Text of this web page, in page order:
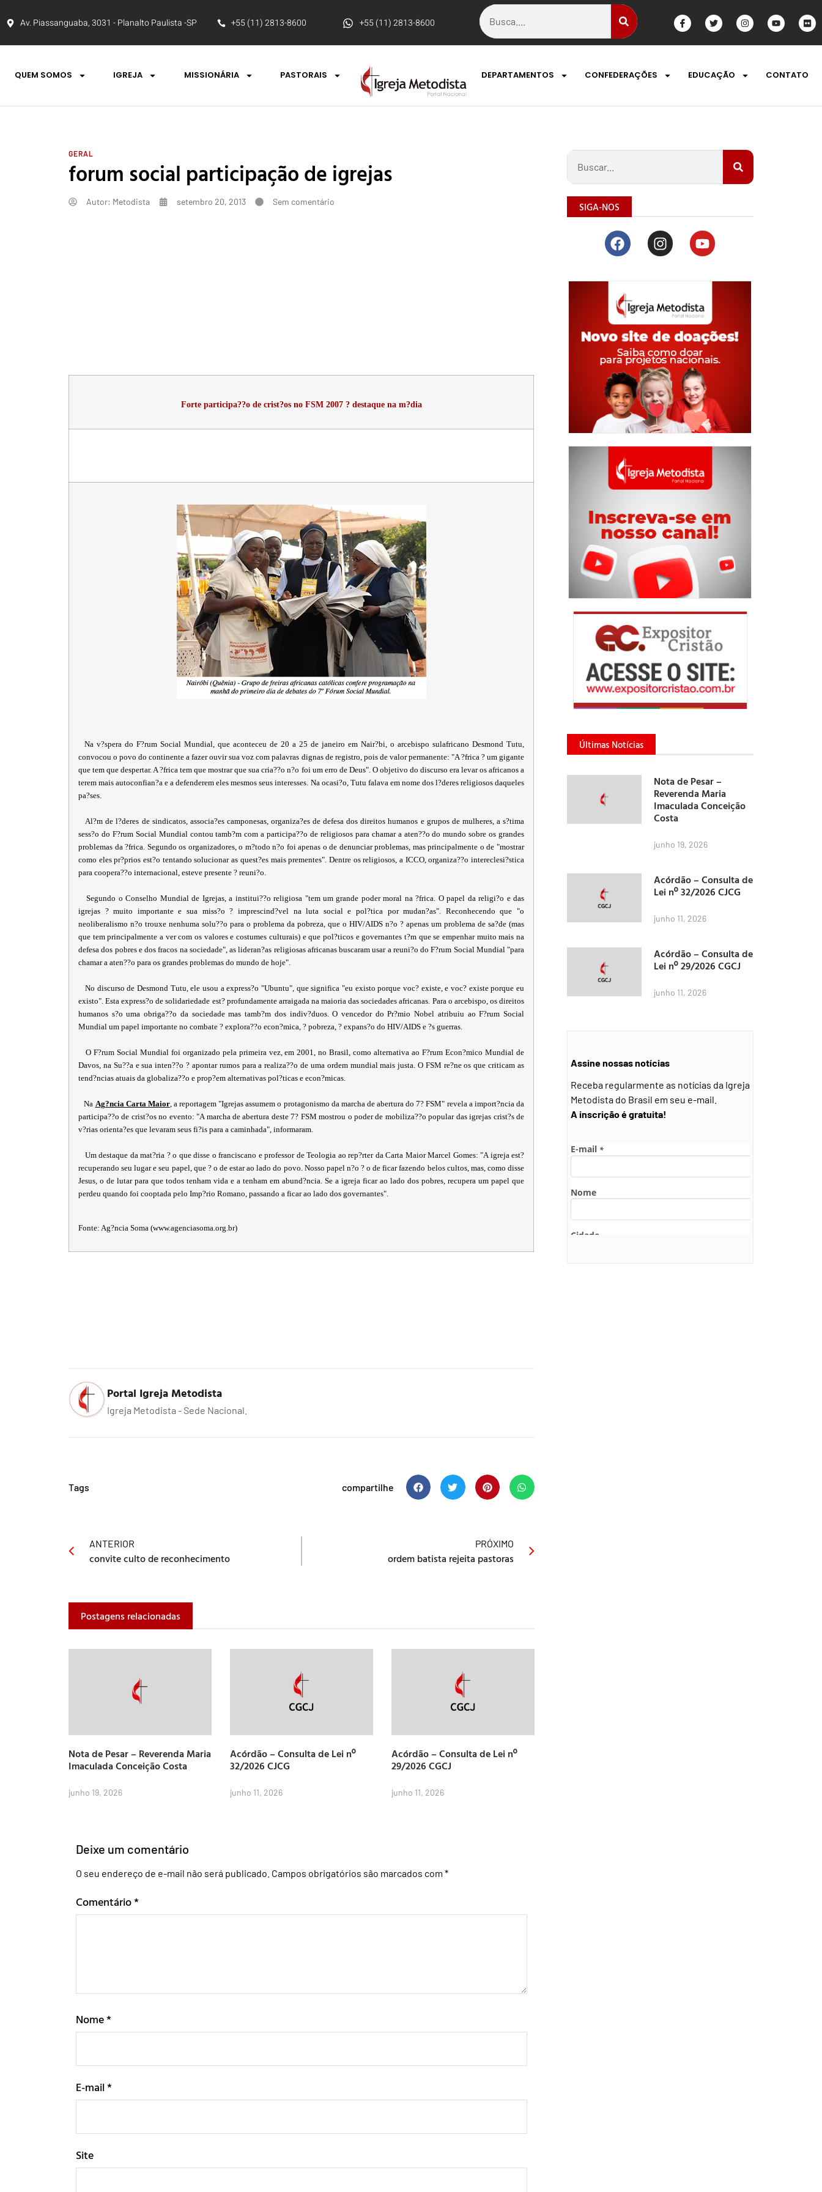
Av. Piassanguaba, 3031 - Planalto Paulista -SP +55 (11) 2813-8600 +55 (11) 2813-8600
QUEM SOMOS IGREJA MISSIONÁRIA PASTORAIS DEPARTAMENTOS CONFEDERAÇÕES EDUCAÇÃO CONTATO
GERAL
forum social participação de igrejas
Autor: Metodista setembro 20, 2013 Sem comentário
Forte participa??o de crist?os no FSM 2007 ? destaque na m?dia
Na v?spera do F?rum Social Mundial, que aconteceu de 20 a 25 de janeiro em Nair?bi, o arcebispo sulafricano Desmond Tutu,
convocou o povo do continente a fazer ouvir sua voz com palavras dignas de registro, pois de valor permanente: "A ?frica ? um gigante
que tem que despertar. A ?frica tem que mostrar que sua cria??o n?o foi um erro de Deus". O objetivo do discurso era levar os africanos a
terem mais autoconfian?a e a defenderem eles mesmos seus interesses. Na ocasi?o, Tutu falava em nome dos l?deres religiosos daqueles
pa?ses.
Al?m de l?deres de sindicatos, associa?es camponesas, organiza?es de defesa dos direitos humanos e grupos de mulheres, a s?tima
sess?o do F?rum Social Mundial contou tamb?m com a participa??o de religiosos para chamar a aten??o do mundo sobre os grandes
problemas da ?frica. Segundo os organizadores, o m?todo n?o foi apenas o de denunciar problemas, mas principalmente o de "mostrar
como eles pr?prios est?o tentando solucionar as quest?es mais prementes". Dentre os religiosos, a ICCO, organiza??o intereclesi?stica
para coopera??o internacional, esteve presente ? reuni?o.
Segundo o Conselho Mundial de Igrejas, a institui??o religiosa "tem um grande poder moral na ?frica. O papel da religi?o e das
igrejas ? muito importante e sua miss?o ? imprescind?vel na luta social e pol?tica por mudan?as". Reconhecendo que "o
neoliberalismo n?o trouxe nenhuma solu??o para o problema da pobreza, que o HIV/AIDS n?o ? apenas um problema de sa?de (mas
que tem principalmente a ver com os valores e costumes culturais) e que pol?ticos e governantes t?m que se empenhar muito mais na
defesa dos pobres e dos fracos na sociedade", as lideran?as religiosas africanas buscaram usar a reuni?o do F?rum Social Mundial "para
chamar a aten??o para os grandes problemas do mundo de hoje".
No discurso de Desmond Tutu, ele usou a express?o "Ubuntu", que significa "eu existo porque voc? existe, e voc? existe porque eu
existo". Esta express?o de solidariedade est? profundamente arraigada na maioria das sociedades africanas. Para o arcebispo, os direitos
humanos s?o uma obriga??o da sociedade mas tamb?m dos indiv?duos. O vencedor do Pr?mio Nobel atribuiu ao F?rum Social
Mundial um papel importante no combate ? explora??o econ?mica, ? pobreza, ? expans?o do HIV/AIDS e ?s guerras.
O F?rum Social Mundial foi organizado pela primeira vez, em 2001, no Brasil, como alternativa ao F?rum Econ?mico Mundial de
Davos, na Su??a e sua inten??o ? apontar rumos para a realiza??o de uma ordem mundial mais justa. O FSM re?ne os que criticam as
tend?ncias atuais da globaliza??o e prop?em alternativas pol?ticas e econ?micas.
Na Ag?ncia Carta Maior, a reportagem "Igrejas assumem o protagonismo da marcha de abertura do 7? FSM" revela a import?ncia da
participa??o de crist?os no evento: "A marcha de abertura deste 7? FSM mostrou o poder de mobiliza??o popular das igrejas crist?s de
v?rias orienta?es que levaram seus fi?is para a caminhada", informaram.
Um destaque da mat?ria ? o que disse o franciscano e professor de Teologia ao rep?rter da Carta Maior Marcel Gomes: "A igreja est?
recuperando seu lugar e seu papel, que ? o de estar ao lado do povo. Nosso papel n?o ? o de ficar fazendo belos cultos, mas, como disse
Jesus, o de lutar para que todos tenham vida e a tenham em abund?ncia. Se a igreja ficar ao lado dos pobres, recupera um papel que
perdeu quando foi cooptada pelo Imp?rio Romano, passando a ficar ao lado dos governantes".
Fonte: Ag?ncia Soma (www.agenciasoma.org.br)
Portal Igreja Metodista
Igreja Metodista - Sede Nacional.
Tags compartilhe
ANTERIOR
convite culto de reconhecimento
PRÓXIMO
ordem batista rejeita pastoras
Postagens relacionadas
Nota de Pesar – Reverenda Maria
Imaculada Conceição Costa
junho 19, 2026
Acórdão – Consulta de Lei nº
32/2026 CJCG
junho 11, 2026
Acórdão – Consulta de Lei nº
29/2026 CGCJ
junho 11, 2026
Deixe um comentário
O seu endereço de e-mail não será publicado. Campos obrigatórios são marcados com *
Comentário*
Nome*
E-mail*
Site
SIGA-NOS
Últimas Notícias
Nota de Pesar –
Reverenda Maria
Imaculada Conceição
Costa
junho 19, 2026
Acórdão – Consulta de
Lei nº 32/2026 CJCG
junho 11, 2026
Acórdão – Consulta de
Lei nº 29/2026 CGCJ
junho 11, 2026
Assine nossas notícias
Receba regularmente as notícias da Igreja
Metodista do Brasil em seu e-mail.
A inscrição é gratuita!